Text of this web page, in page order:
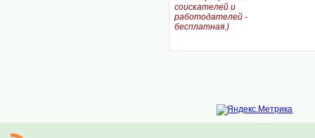
соискателей и
работодателей -
бесплатная.)